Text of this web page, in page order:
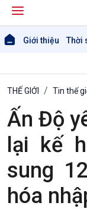
Giới thiệu Thời
THẾ GIỚI Tin thế
Ấn Độ
lại kế
sung
hóa